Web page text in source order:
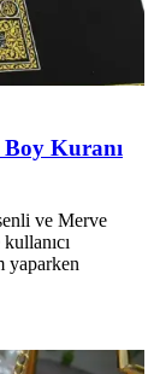
Boy Kuranı
ve Merve
yaparken